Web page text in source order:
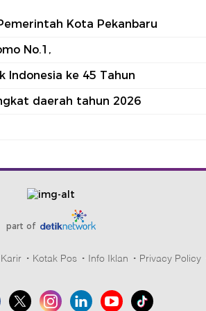
Kota Pekanbaru
No.1,
Indonesia ke 45 Tahun
daerah tahun 2026
part of
Karir Kotak Pos Info Iklan Privacy Policy